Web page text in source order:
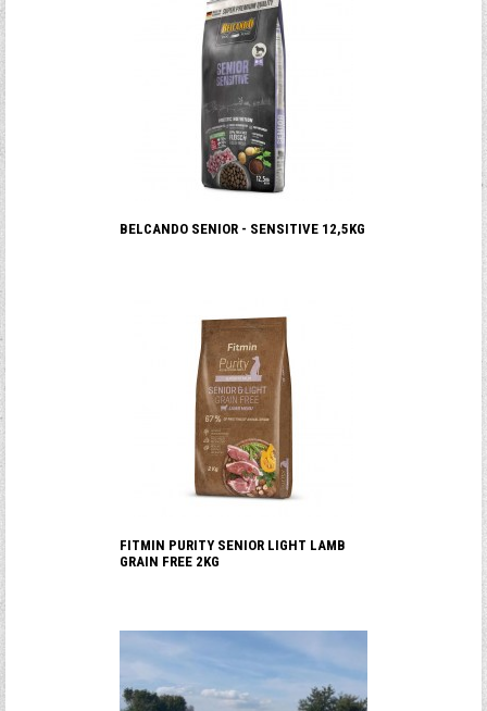
BELCANDO SENIOR - SENSITIVE 12,5KG
FITMIN PURITY SENIOR LIGHT LAMB
GRAIN FREE 2KG